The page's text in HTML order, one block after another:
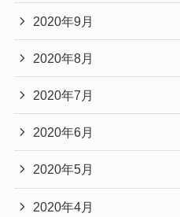
2020年9月
2020年8月
2020年7月
2020年6月
2020年5月
2020年4月